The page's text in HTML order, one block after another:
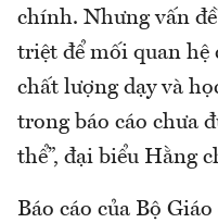
chính. Nhưng vấn
triệt để mối quan hệ
chất lượng dạy và
trong báo cáo chưa
thể”, đại biểu Hằng
Báo cáo của Bộ